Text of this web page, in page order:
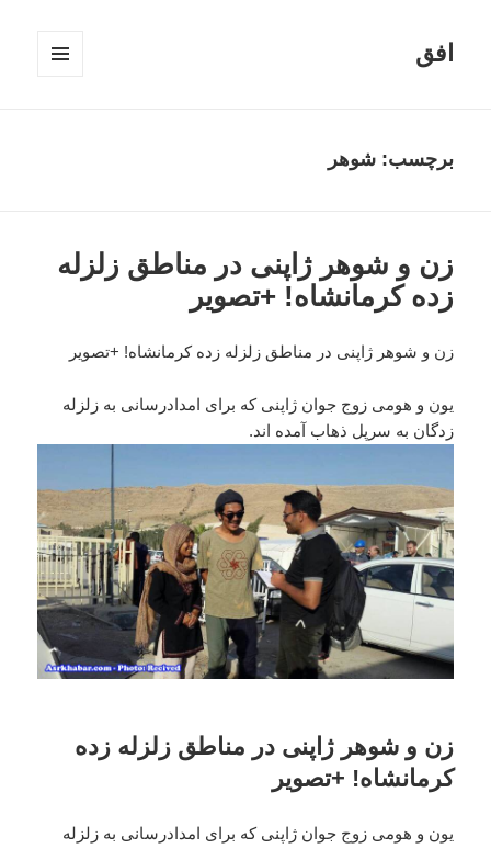
افق
برچسب:شوهر
زن و شوهر ژاپنی در مناطق زلزله
زده کرمانشاه! +تصویر
زن و شوهر ژاپنی در مناطق زلزله زده کرمانشاه! +تصویر
یون و هومی زوج جوان ژاپنی که برای امدادرسانی به زلزله
زدگان به سرپل ذهاب آمده اند.
زن و شوهر ژاپنی در مناطق زلزله زده
کرمانشاه! +تصویر
یون و هومی زوج جوان ژاپنی که برای امدادرسانی به زلزله